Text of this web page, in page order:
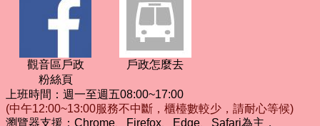
觀音區戶政
粉絲頁
戶政怎麼去
上班時間：週一至週五08:00~17:00
(中午12:00~13:00服務不中斷，櫃檯數較少，請耐心等候)
瀏覽器支援：Chrome、Firefox、Edge、Safari為主，